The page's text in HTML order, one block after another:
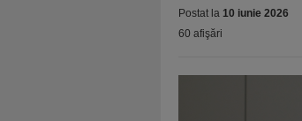
Postat la 10 iunie 2026
60 afişări